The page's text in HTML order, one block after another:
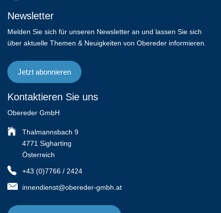
Newsletter
Melden Sie sich für unseren Newsletter an und lassen Sie sich
über aktuelle Themen & Neuigkeiten von Obereder informieren.
Jetzt abonnieren
Kontaktieren Sie uns
Obereder GmbH
Thalmannsbach 9
4771 Sigharting
Österreich
+43 (0)7766 / 2424
innendienst@obereder-gmbh.at